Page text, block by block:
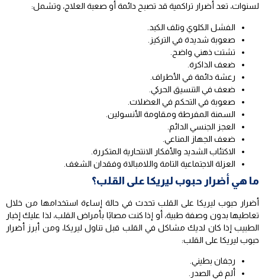
لسنوات، تعد أضرار تراكمية قد تصبح دائمة أو صعبة العلاج، وتشمل:
الفشل الكلوي وتلف الكبد.
صعوبة شديدة في التركيز.
تشتت ذهني واضح.
ضعف الذاكرة.
رعشة دائمة في الأطراف.
ضعف في التنسيق الحركي.
صعوبة في التحكم في العضلات.
السمنة المفرطة ومقاومة الأنسولين.
العجز الجنسي الدائم.
ضعف الجهاز المناعي.
الاكتئاب الشديد والأفكار الانتحارية المتكررة.
العزلة الاجتماعية التامة واللامبالاة وفقدان الشغف.
ما هي أضرار حبوب ليريكا على القلب؟
أضرار حبوب ليريكا على القلب تحدث في حالة إساءة استخدامها من خلال
تعاطيها بدون وصفة طبية، أو إذا كنت مصابًا بأمراض القلب، لذا عليك إخبار
الطبيب إذا كان لديك مشاكل في القلب قبل تناول ليريكا، ومن أبرز أضرار
حبوب ليريكا على القلب:
رجفان بطيني.
ألم في الصدر.